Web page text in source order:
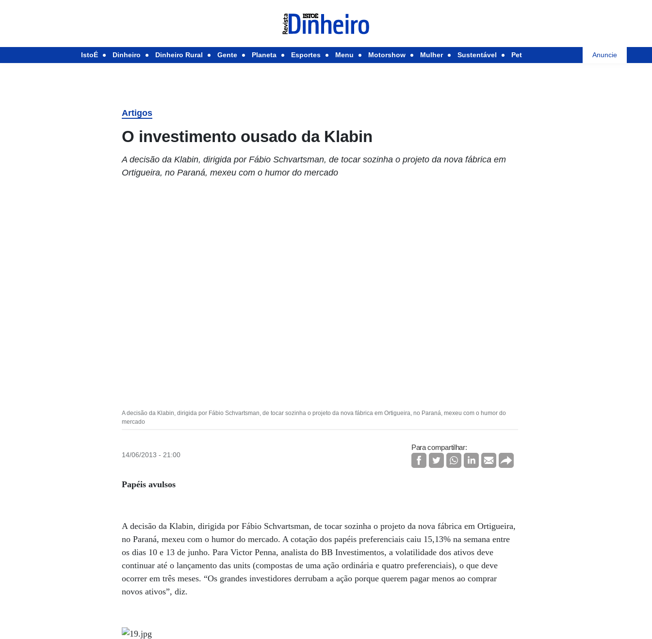
IstoÉ Dinheiro Dinheiro Rural Gente Planeta Esportes Menu Motorshow Mulher Sustentável Pet Anuncie
Artigos
O investimento ousado da Klabin
A decisão da Klabin, dirigida por Fábio Schvartsman, de tocar sozinha o projeto da nova fábrica em
Ortigueira, no Paraná, mexeu com o humor do mercado
A decisão da Klabin, dirigida por Fábio Schvartsman, de tocar sozinha o projeto da nova fábrica em Ortigueira, no Paraná, mexeu com o humor do
mercado
14/06/2013 - 21:00
Para compartilhar:
Papéis avulsos
A decisão da Klabin, dirigida por Fábio Schvartsman, de tocar sozinha o projeto da nova fábrica em Ortigueira,
no Paraná, mexeu com o humor do mercado. A cotação dos papéis preferenciais caiu 15,13% na semana entre
os dias 10 e 13 de junho. Para Victor Penna, analista do BB Investimentos, a volatilidade dos ativos deve
continuar até o lançamento das units (compostas de uma ação ordinária e quatro preferenciais), o que deve
ocorrer em três meses. “Os grandes investidores derrubam a ação porque querem pagar menos ao comprar
novos ativos”, diz.